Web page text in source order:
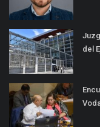
del